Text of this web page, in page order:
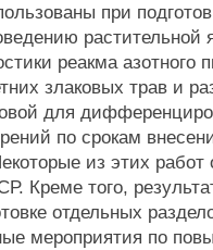
при
растительной
реакма азотного
злаковых трав и
для
по срокам
из этих
Креме того,
отдельных
мероприятия по